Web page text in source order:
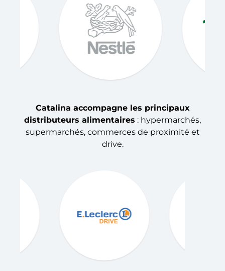
Catalina accompagne les principaux
distributeurs alimentaires : hypermarchés,
supermarchés, commerces de proximité et
drive.